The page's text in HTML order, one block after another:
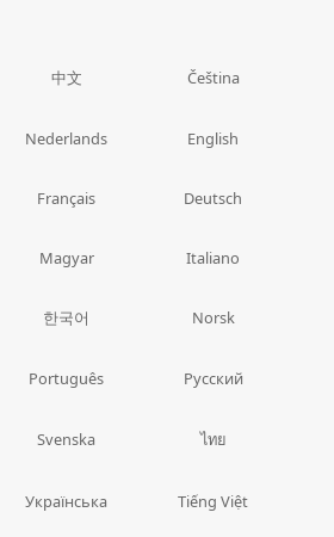
中文 Čeština
Nederlands English
Français Deutsch
Magyar Italiano
한국어 Norsk
Português Русский
Svenska ไทย
Українська Tiếng Việt